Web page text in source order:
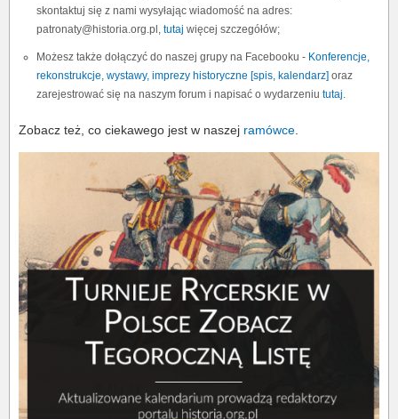
skontaktuj się z nami wysyłając wiadomość na adres:
patronaty@historia.org.pl, tutaj więcej szczegółów;
Możesz także dołączyć do naszej grupy na Facebooku - Konferencje,
rekonstrukcje, wystawy, imprezy historyczne [spis, kalendarz] oraz
zarejestrować się na naszym forum i napisać o wydarzeniu tutaj.
Zobacz też, co ciekawego jest w naszej ramówce